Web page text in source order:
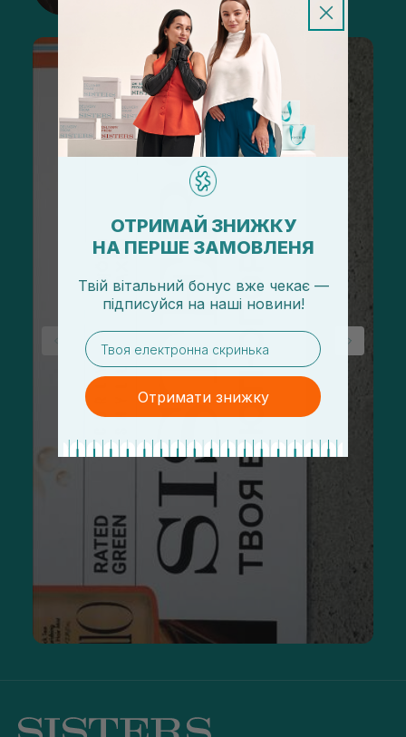
ОТРИМАЙ ЗНИЖКУ
НА ПЕРШЕ ЗАМОВЛЕНЯ
Твій вітальний бонус вже чекає —
підписуйся на наші новини!
email
Отримати знижку